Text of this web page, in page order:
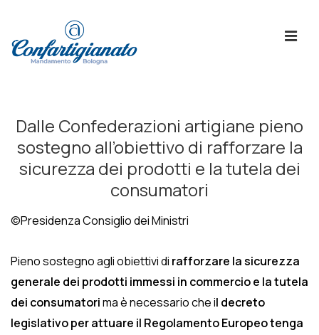
Principale
Dalle Confederazioni artigiane pieno
sostegno all’obiettivo di rafforzare la
sicurezza dei prodotti e la tutela dei
consumatori
©Presidenza Consiglio dei Ministri
Pieno sostegno agli obiettivi di rafforzare la sicurezza
generale dei prodotti immessi in commercio e la tutela
dei consumatorima è necessario che il decreto
legislativo per attuare il Regolamento Europeotenga